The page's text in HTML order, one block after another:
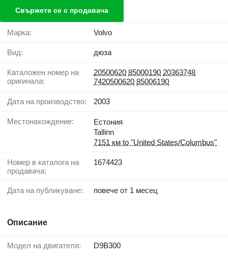
Свържете се с продавача
Марка: Volvo
Вид: дюза
Каталожен номер на
оригинала:
20500620 85000190 20363748
7420500620 85006190
Дата на производство: 2003
Местонахождение:
Естония
Tallinn
7151 км to "United States/Columbus"
Номер в каталога на
продавача:
1674423
Дата на публикуване: повече от 1 месец
Описание
Модел на двигателя: D9B300